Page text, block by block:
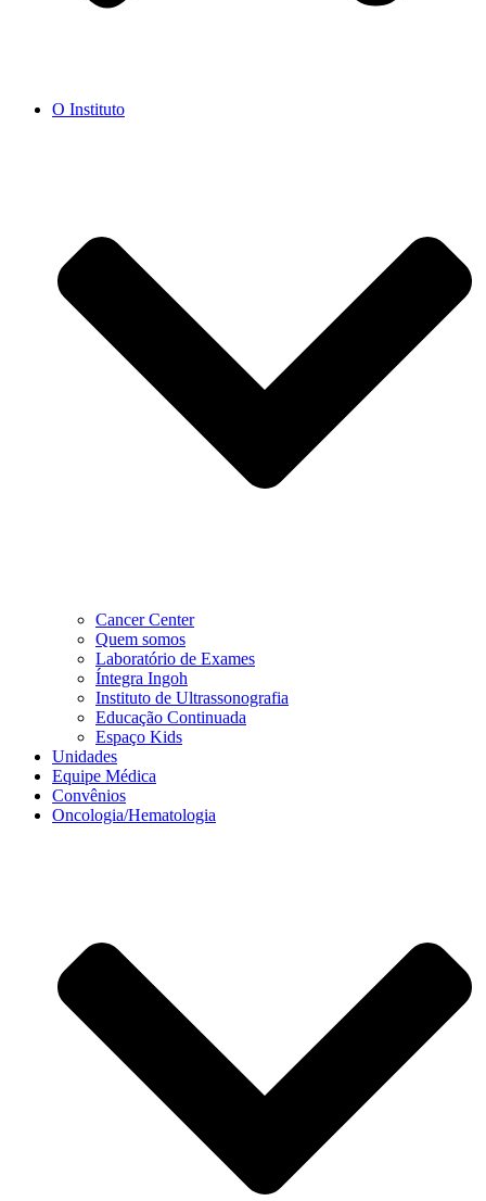
O Instituto
Cancer Center
Quem somos
Laboratório de Exames
Íntegra Ingoh
Instituto de Ultrassonografia
Educação Continuada
Espaço Kids
Unidades
Equipe Médica
Convênios
Oncologia/Hematologia